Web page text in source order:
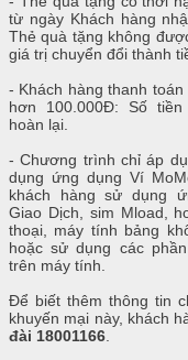
từ ngày Khách hàng
Thẻ quà tặng không
giá trị chuyển đổi thành
- Khách hàng thanh
hơn 100.000Đ: Số
hoàn lại.
- Chương trình chỉ áp
dụng ứng dụng Ví
khách hàng sử dụng
Giao Dịch, sim Mload,
thoại, máy tính bảng
hoặc sử dụng các
trên máy tính.
Để biết thêm thông tin
khuyến mại này, khách
đài 18001166